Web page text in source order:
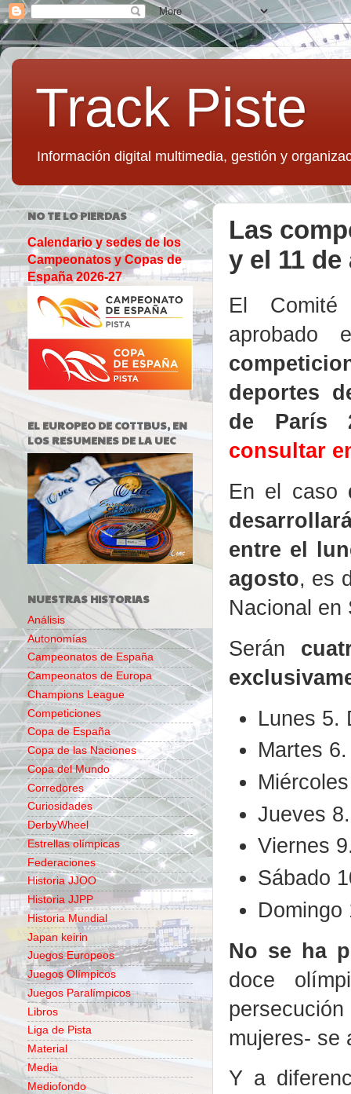
Track Piste
Información digital multimedia, gestión y
Las
y el 11
El
aprobado
deportes
de París
consultar
En el caso
entre el
agosto, es
Nacional en
Serán
Lunes 5.
Martes
Jueves
Viernes
Sábado
Domingo
No se ha
doce
mujeres- se
Y a
NO TE LO PIERDAS
Calendario y sedes de los
Campeonatos y Copas de
España 2026-27
EL EUROPEO DE COTTBUS, EN
LOS RESUMENES DE LA UEC
NUESTRAS HISTORIAS
Análisis
Autonomías
Campeonatos de España
Campeonatos de Europa
Champions League
Competiciones
Copa de España
Copa de las Naciones
Copa del Mundo
Corredores
Curiosidades
DerbyWheel
Estrellas olímpicas
Federaciones
Historia JJOO
Historia JJPP
Historia Mundial
Japan keirin
Juegos Europeos
Juegos Olímpicos
Juegos Paralímpicos
Libros
Liga de Pista
Material
Media
Mediofondo